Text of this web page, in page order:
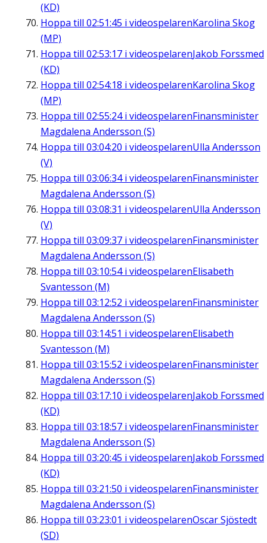
(KD)
Hoppa till 02:51:45 i videospelarenKarolina Skog
(MP)
Hoppa till 02:53:17 i videospelarenJakob Forssmed
(KD)
Hoppa till 02:54:18 i videospelarenKarolina Skog
(MP)
Hoppa till 02:55:24i videospelarenFinansminister
Magdalena Andersson (S)
Hoppa till 03:04:20 i videospelarenUlla Andersson
(V)
Hoppa till 03:06:34i videospelarenFinansminister
Magdalena Andersson (S)
Hoppa till 03:08:31 i videospelarenUlla Andersson
(V)
Hoppa till 03:09:37 i videospelarenFinansminister
Magdalena Andersson (S)
Hoppa till 03:10:54i videospelarenElisabeth
Svantesson (M)
Hoppa till 03:12:52 i videospelarenFinansminister
Magdalena Andersson (S)
Hoppa till 03:14:51 i videospelarenElisabeth
Svantesson (M)
Hoppa till 03:15:52 i videospelarenFinansminister
Magdalena Andersson (S)
Hoppa till 03:17:10 i videospelarenJakob Forssmed
(KD)
Hoppa till 03:18:57 i videospelarenFinansminister
Magdalena Andersson (S)
Hoppa till 03:20:45 i videospelarenJakob Forssmed
(KD)
Hoppa till 03:21:50 i videospelarenFinansminister
Magdalena Andersson (S)
Hoppa till 03:23:01 i videospelarenOscar Sjöstedt
(SD)